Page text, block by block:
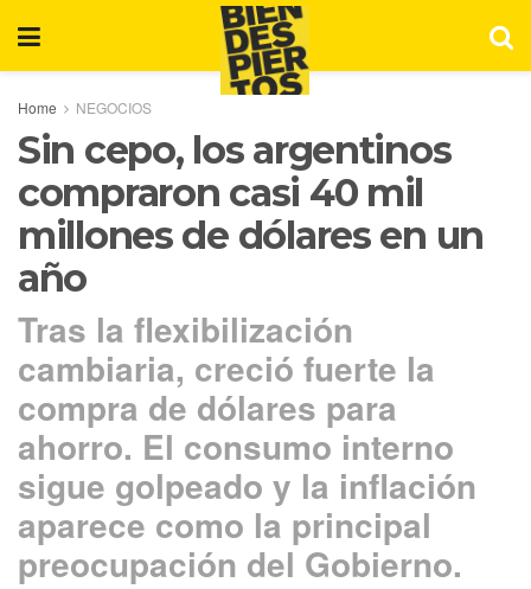
Home NEGOCIOS
Sin cepo, los argentinos
compraron casi 40 mil
millones de dólares en un
año
Tras la flexibilización
cambiaria, creció fuerte la
compra de dólares para
ahorro. El consumo interno
sigue golpeado y la inflación
aparece como la principal
preocupación del Gobierno.